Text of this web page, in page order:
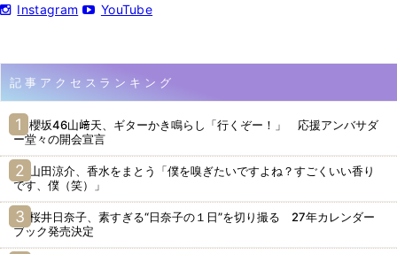
Instagram YouTube
記事アクセスランキング
櫻坂46山﨑天、ギターかき鳴らし「行くぞー！」 応援アンバサダ
ー堂々の開会宣言
山田涼介、香水をまとう「僕を嗅ぎたいですよね？すごくいい香り
です、僕（笑）」
桜井日奈子、素すぎる“日奈子の１日”を切り撮る 27年カレンダー
ブック発売決定